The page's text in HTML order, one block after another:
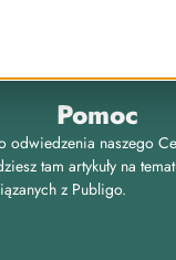
Pomoc
odwiedzenia naszego
tam artykuły na
z Publigo.